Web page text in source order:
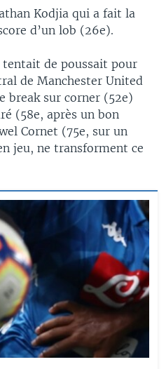
Kodjia qui a fait la
d’un lob (26e).
de poussait pour
de Manchester United
break sur corner (52e)
(58e, après un bon
Cornet (75e, sur un
jeu, ne transforment ce